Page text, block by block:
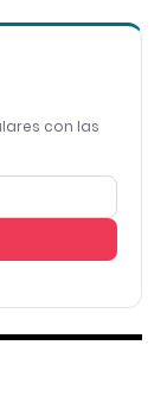
con las